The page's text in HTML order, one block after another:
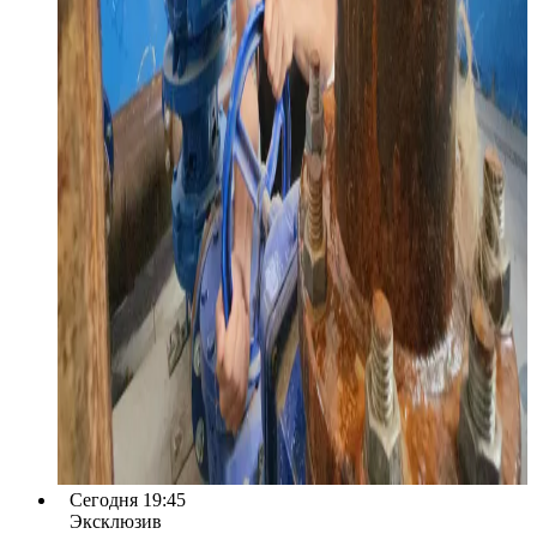
Сегодня 19:45
Эксклюзив